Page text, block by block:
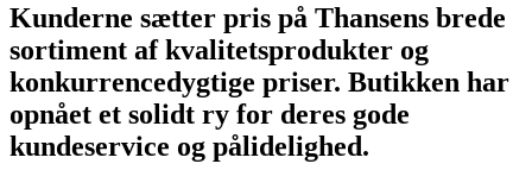
Kunderne sætter pris på Thansens brede
sortiment af kvalitetsprodukter og
konkurrencedygtige priser. Butikken har
opnået et solidt ry for deres gode
kundeservice og pålidelighed.